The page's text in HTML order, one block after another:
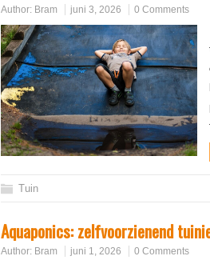
Author: Bram juni 3, 2026 0 Comments
Tuin
Aquaponics: zelfvoorzienend
Author: Bram juni 1, 2026 0 Comments